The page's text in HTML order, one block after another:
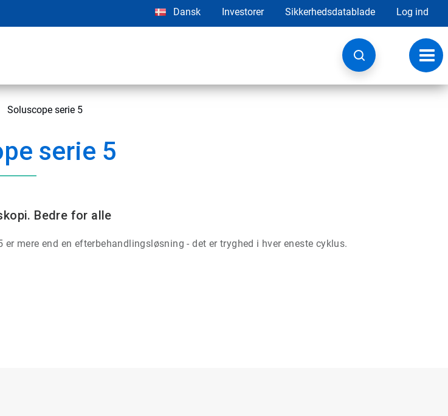
Dansk Investorer Sikkerhedsdatablade Log ind
Skift
Soluscope serie 5
serie 5
Bedre for alle
er mere end en efterbehandlingsløsning - det er tryghed i hver eneste cyklus.